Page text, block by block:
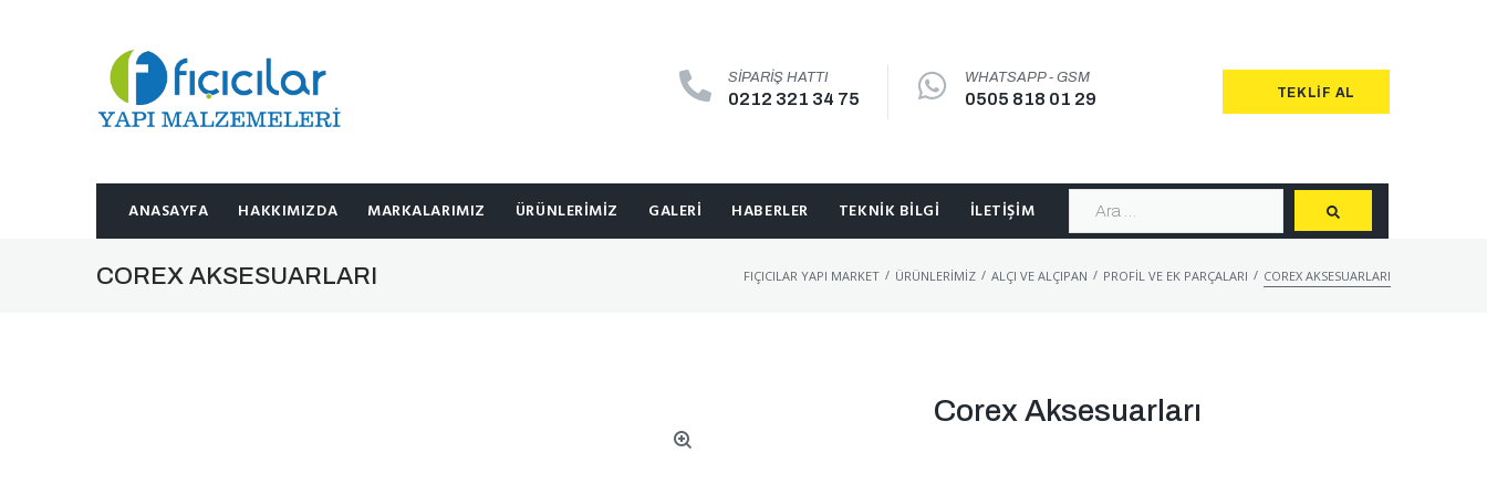
SIPARIŞ HATTI
0212 321 34 75
WHATSAPP - GSM
0505 818 01 29 TEKLIF AL
ANASAYFA HAKKIMIZDA MARKALARIMIZ ÜRÜNLERIMIZ GALERI HABERLER TEKNIK BILGI İLETIŞIM
COREX AKSESUARLARI FIÇICILAR YAPI MARKET / ÜRÜNLERIMIZ / ALÇI VE ALÇIPAN / PROFIL VE EK PARÇALARI / COREX AKSESUARLARI
Corex Aksesuarları